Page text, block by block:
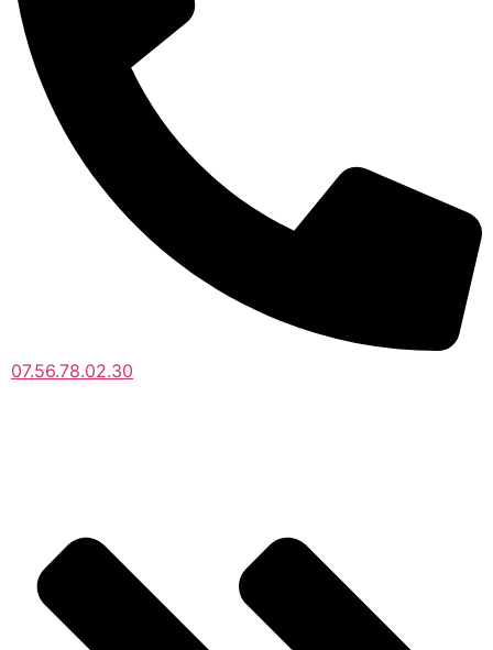
07.56.78.02.30